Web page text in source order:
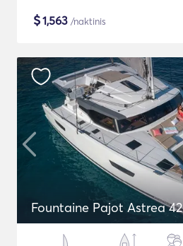
$1,563 /naktinis
Fountaine Pajot Astrea 42